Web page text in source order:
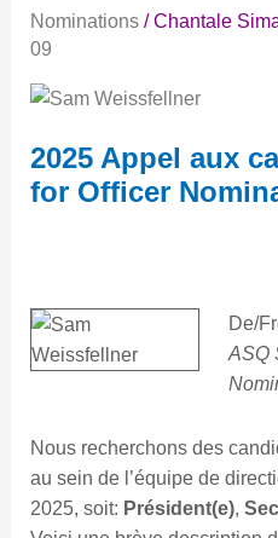
Nominations/Chantale
09
2025 Appel aux
for Officer
De/
ASQ
Nous recherchons des
au sein de l’équipe de
2025, soit: Président(e),
|
Call
Officer